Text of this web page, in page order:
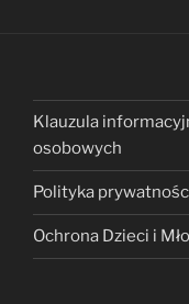
Klauzula
osobowych
Polityka
Ochrona Dzieci i